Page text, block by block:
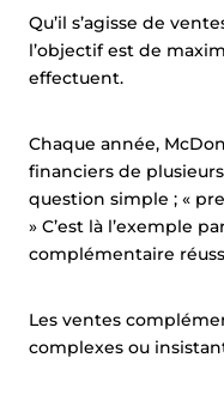
Qu’il s’agisse de
l’objectif est de
effectuent.
Chaque année,
financiers de
question simple ; «
» C’est là l’exemple
complémentaire
Les ventes
complexes ou